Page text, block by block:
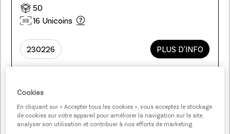
50
16 Unicoins
230226 PLUS D'INFO
Cookies
En cliquant sur « Accepter tous les cookies », vous acceptez le stockage
de cookies sur votre appareil pour améliorer la navigation sur le site,
analyser son utilisation et contribuer à nos efforts de marketing.